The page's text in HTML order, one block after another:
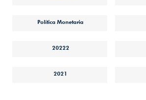
Política Monetaria
20222
2021